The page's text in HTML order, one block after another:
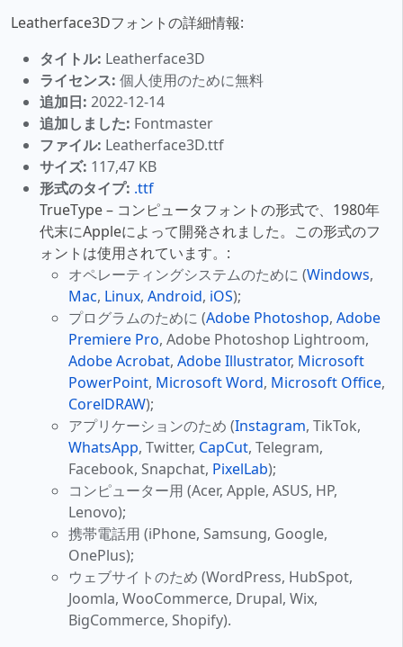
Leatherface3Dフォントの詳細情報:
タイトル: Leatherface3D
ライセンス: 個人使用のために無料
追加日: 2022-12-14
追加しました: Fontmaster
ファイル: Leatherface3D.ttf
サイズ: 117,47 KB
形式のタイプ: .ttf
TrueType – コンピュータフォントの形式で、1980年
代末にAppleによって開発されました。この形式のフ
ォントは使用されています。:
オペレーティングシステムのために (Windows,
Mac, Linux, Android, iOS);
プログラムのために (Adobe Photoshop, Adobe
Premiere Pro, Adobe Photoshop Lightroom,
Adobe Acrobat, Adobe Illustrator, Microsoft
PowerPoint, Microsoft Word, Microsoft Office,
CorelDRAW);
アプリケーションのため (Instagram, TikTok,
WhatsApp, Twitter, CapCut, Telegram,
Facebook, Snapchat, PixelLab);
コンピューター用 (Acer, Apple, ASUS, HP,
Lenovo);
携帯電話用 (iPhone, Samsung, Google,
OnePlus);
ウェブサイトのため (WordPress, HubSpot,
Joomla, WooCommerce, Drupal, Wix,
BigCommerce, Shopify).